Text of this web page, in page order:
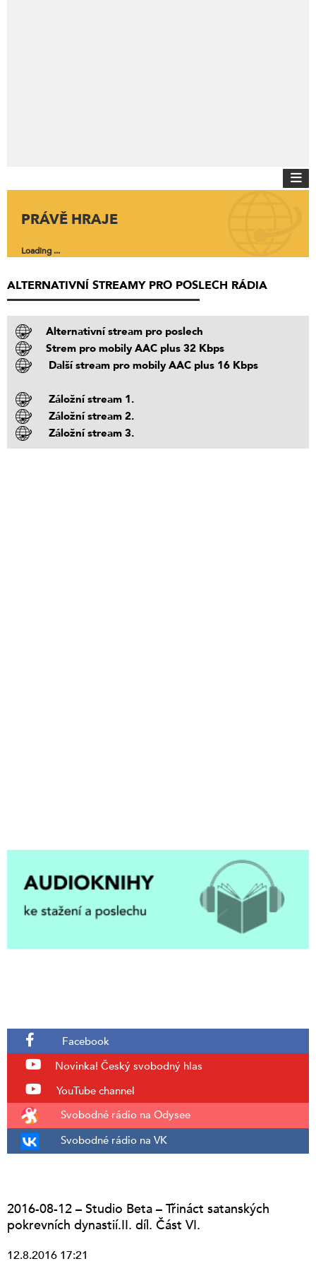
PRÁVĚ HRAJE
Loading ...
ALTERNATIVNÍ STREAMY PRO POSLECH RÁDIA
Alternativní stream pro poslech
Strem pro mobily AAC plus 32 Kbps
Další stream pro mobily AAC plus 16 Kbps
Záložní stream 1.
Záložní stream 2.
Záložní stream 3.
Facebook
Novinka! Český svobodný hlas
YouTube channel
Svobodné rádio na Odysee
Svobodné rádio na VK
2016-08-12 – Studio Beta – Třináct satanských
pokrevních dynastií.II. díl. Část VI.
12.8.2016 17:21